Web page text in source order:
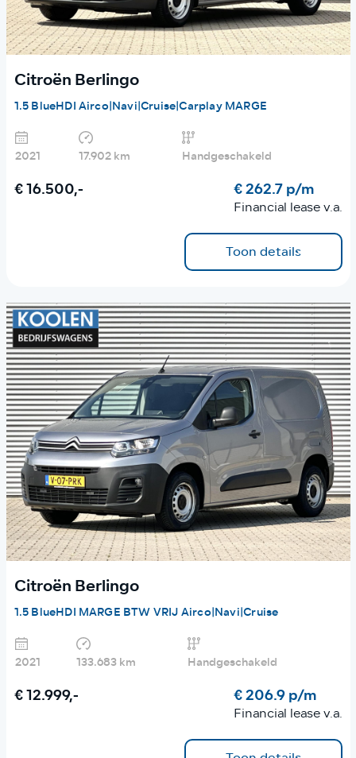
Citroën Berlingo
1.5 BlueHDI Airco|Navi|Cruise|Carplay MARGE
2021 17.902 km Handgeschakeld
€ 16.500,- € 262.7 p/m
Financial lease v.a.
Toon details
Citroën Berlingo
1.5 BlueHDI MARGE BTW VRIJ Airco|Navi|Cruise
2021 133.683 km Handgeschakeld
€ 12.999,- € 206.9 p/m
Financial lease v.a.